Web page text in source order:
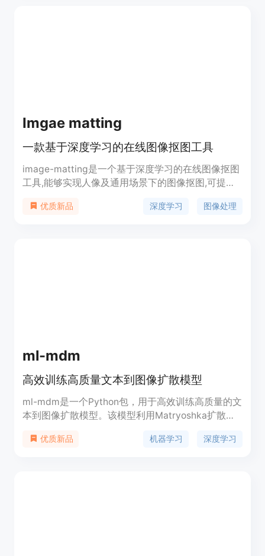
Imgae matting
一款基于深度学习的在线图像抠图工具
image-matting是一个基于深度学习的在线图像抠图
工具,能够实现人像及通用场景下的图像抠图,可提取
罩。该工具使用了模型堂的cv_unet_image-matting
优质新品 深度学习 图像处理
ml-mdm
高效训练高质量文本到图像扩散模型
ml-mdm是一个Python包，用于高效训练高质量的文
本到图像扩散模型。该模型利用Matryoshka扩散模
像素空间模型，展现出强大的零样本泛化能力。
优质新品 机器学习 深度学习